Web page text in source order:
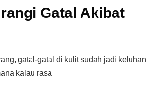
Gatal Akibat
gatal-gatal di kulit sudah jadi keluhan
kalau rasa